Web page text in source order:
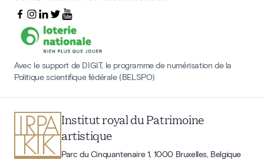
Avec le support de DIGIT, le programme de numérisation de la
Politique scientifique fédérale (BELSPO)
Institut royal du Patrimoine
artistique
Parc du Cinquantenaire 1, 1000 Bruxelles, Belgique